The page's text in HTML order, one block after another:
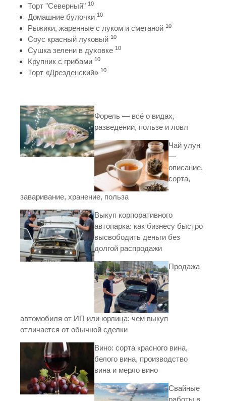
Торт "Северный" 10
Домашние булочки 10
Рыжики, жаренные с луком и сметаной 10
Соус красный луковый 10
Сушка зелени в духовке 10
Крупник с грибами 10
Торт «Дрезденский» 10
Форель — всё о видах,
разведении, пользе и ловл
Чай улун
—
описание,
сорта,
заваривание, хранение, польза
Выкуп корпоративного
автопарка: как бизнесу быстро
высвободить деньги без
долгой распродажи
Продажа
автомобиля от ИП или юрлица: чем выкуп
отличается от обычной сделки
Вино: сорта красного вина,
белого вина, производство
вина и мерло вино
Свайные
работы в